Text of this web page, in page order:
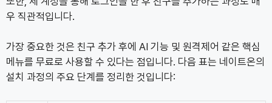
우 직관적입니다.
가장 중요한 것은 친구 추가 후에 AI 기능 및 원격제어 같은 핵심
메뉴를 무료로 사용할 수 있다는 점입니다. 다음 표는 네이트온의
설치 과정의 주요 단계를 정리한 것입니다: